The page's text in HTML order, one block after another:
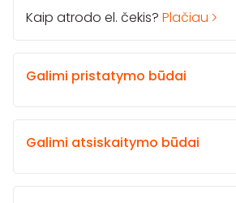
Kaip atrodo el. čekis? Plačiau
Galimi pristatymo būdai
Galimi atsiskaitymo būdai